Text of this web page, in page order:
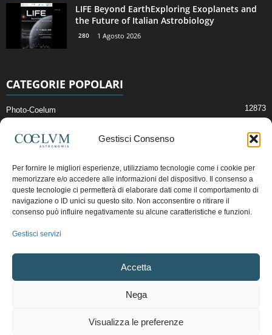
Gestisci Consenso
Per fornire le migliori esperienze, utilizziamo tecnologie come i cookie per
memorizzare e/o accedere alle informazioni del dispositivo. Il consenso a
queste tecnologie ci permetterà di elaborare dati come il comportamento di
navigazione o ID unici su questo sito. Non acconsentire o ritirare il
consenso può influire negativamente su alcune caratteristiche e funzioni.
Gestisci servizi
Accetta
Nega
Visualizza le preferenze
LIFE Beyond EarthExploring Exoplanets and
the Future of Italian Astrobiology
280 1 Agosto 2026
CATEGORIE POPOLARI
Photo-Coelum 12873
News di Astronomia 2408
Cielo del Mese
Astronomia, Astrofisica e Cosmologia
Articoli e Risorse On-Line
Copyright © 1997 - 2024 vietata la riproduzione.
Termini e Condizioni di Vendita